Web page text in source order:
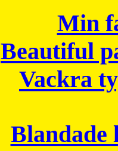
Min
Beautiful
Vackra
Blandade